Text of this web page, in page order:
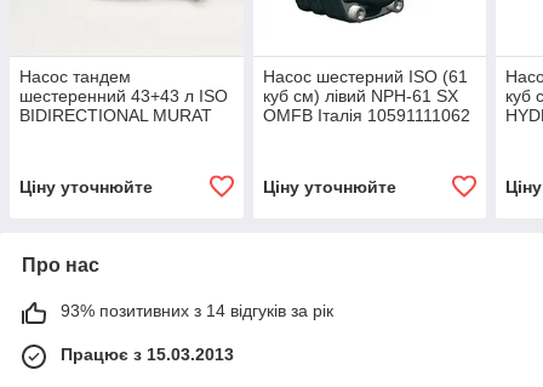
Насос тандем
шестеренний 43+43 л ISO
BIDIRECTIONAL MURAT
Ціну уточнюйте
Насос шестерний ISO (61
куб см) лівий NPH-61 SX
OMFB Італія 10591111062
Ціну уточнюйте
куб
Про нас
93% позитивних з 14 відгуків за рік
Працює з 15.03.2013